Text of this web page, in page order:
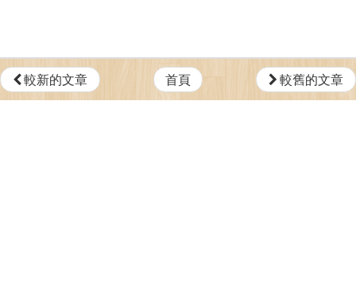
較新的文章 首頁 較舊的文章